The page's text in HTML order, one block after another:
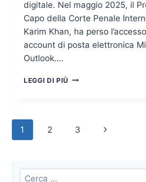
digitale. Nel maggio 2025, il
Capo della Corte Penale
Karim Khan, ha perso
account di posta elettronica
Outlook….
LEGGI DI PIÙ KILL
LA
UN’ARMA
Navigazione
1 2 3
Pagina
Ricerca